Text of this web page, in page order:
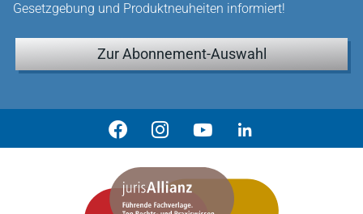
Gesetzgebung und Produktneuheiten informiert!
Zur Abonnement-Auswahl